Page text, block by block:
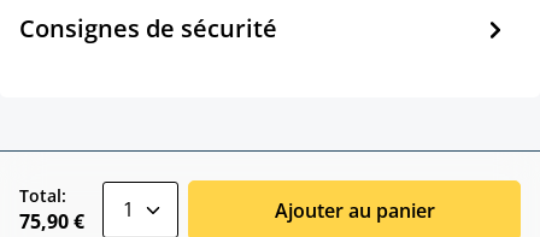
Consignes de sécurité
Total:
75,90 € Ajouter au panier